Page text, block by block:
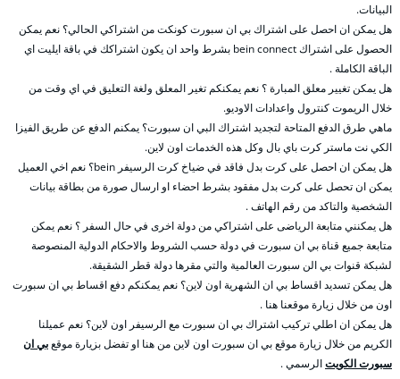
البيانات.
هل يمكن ان احصل على اشتراك بي ان سبورت كونكت من اشتراكي الحالي؟ نعم يمكن
الحصول على اشتراك bein connect بشرط واحد ان يكون اشتراكك في باقة ايليت اي
الباقة الكاملة .
هل يمكن تغيير معلق المبارة ؟ نعم يمكنكم تغير المعلق ولغة التعليق في اي وقت من
خلال الريموت كنترول واعدادات الاوديو.
ماهي طرق الدفع المتاحة لتجديد اشتراك البي ان سبورت؟ يمكنم الدفع عن طريق الفيزا
الكي نت ماستر كرت باي بال وكل هذه الخدمات اون لاين.
هل يمكن ان احصل على كرت بدل فاقد في ضياخ كرت الرسيفر bein؟ نعم اخي العميل
يمكن ان تحصل على كرت بدل مفقود بشرط احضاء او ارسال صورة من بطاقة بيانات
الشخصية والتاكد من رقم الهاتف .
هل يمكنني متابعة الرياضى على اشتراكي من دولة اخرى في حال السفر ؟ نعم يمكن
متابعة جميع قناة بي ان سبورت في دولة حسب الشروط والاحكام الدولية المنصوصة
لشبكة قنوات بي الن سبورت العالمية والتي مقرها دولة قطر الشقيقة.
هل يمكن تسديد اقساط بي ان الشهرية اون لاين؟ نعم يمكنكم دفع اقساط بي ان سبورت
اون من خلال زيارة موقعنا هنا .
هل يمكن ان اطلي تركيب اشتراك بي ان سبورت مع الرسيفر اون لاين؟ نعم عميلنا
الكريم من خلال زيارة موقع بي ان سبورت اون لاين من هنا او تفضل بزيارة موقعبي ان
سبورت الكويتالرسمي .